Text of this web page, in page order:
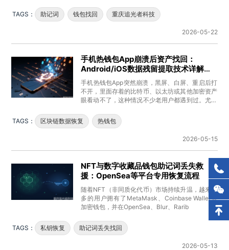
TAGS：
助记词 钱包找回 重庆追光者科技
2026-05-22
手机热钱包App崩溃后资产找回：
Android/iOS数据残留提取技术详解
（非MetaMask/Trust）
手机热钱包App突然崩溃，黑屏、白屏、重启后打
不开，里面存着的比特币、以太坊或其他加密资产
眼看动不了，这种情况不少老用户都遇到过。尤其
TAGS：
区块链数据恢复 热钱包
2026-05-15
NFT与数字收藏品钱包助记词丢失救
援：OpenSea等平台专用恢复流程
随着NFT（非同质化代币）市场持续升温，越来越
多的用户拥有了MetaMask、Coinbase Wallet等
加密钱包，并在OpenSea、Blur、Rarib
TAGS： 私钥恢复 助记词丢失找回
2026-05-13